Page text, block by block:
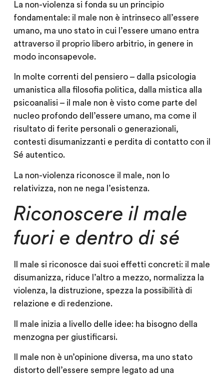
La non-violenza si fonda su un principio
fondamentale: il male non è intrinseco all’essere
umano, ma uno stato in cui l’essere umano entra
attraverso il proprio libero arbitrio, in genere in
modo inconsapevole.
In molte correnti del pensiero – dalla psicologia
umanistica alla filosofia politica, dalla mistica alla
psicoanalisi – il male non è visto come parte del
nucleo profondo dell’essere umano, ma come il
risultato di ferite personali o generazionali,
contesti disumanizzanti e perdita di contatto con il
Sé autentico.
La non-violenza riconosce il male, non lo
relativizza, non ne nega l’esistenza.
Riconoscere il male
fuori e dentro di sé
Il male si riconosce dai suoi effetti concreti: il male
disumanizza, riduce l’altro a mezzo, normalizza la
violenza, la distruzione, spezza la possibilità di
relazione e di redenzione.
Il male inizia a livello delle idee: ha bisogno della
menzogna per giustificarsi.
Il male non è un’opinione diversa, ma uno stato
distorto dell’essere sempre legato ad una